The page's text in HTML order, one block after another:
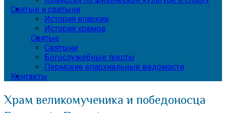
Святые и святыни
История епархии
История храмов
Святые
Святыни
Богослужебные тексты
Пермские епархиальные ведомости
Контакты
Храм великомученика и победоносца